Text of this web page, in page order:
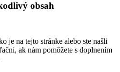
obsah
je na tejto stránke alebo ste našli
ak nám pomôžete s doplnením